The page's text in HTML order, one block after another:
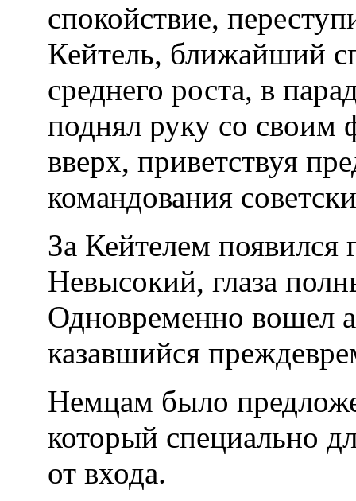
спокойствие,
Кейтель, ближайший
среднего роста, в
поднял руку со своим
вверх, приветствуя
командования
За Кейтелем
Невысокий, глаза
Одновременно вошел
казавшийся
Немцам было
который специально
от входа.